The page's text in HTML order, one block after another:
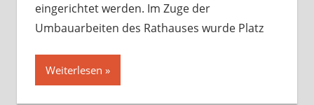
eingerichtet werden. Im Zuge der
Umbauarbeiten des Rathauses wurde Platz
Weiterlesen